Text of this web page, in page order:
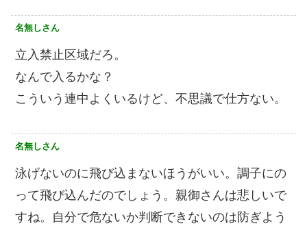
名無しさん
立入禁止区域だろ。
なんで入るかな？
こういう連中よくいるけど、不思議で仕方ない。
名無しさん
泳げないのに飛び込まないほうがいい。調子にの
って飛び込んだのでしょう。親御さんは悲しいで
すね。自分で危ないか判断できないのは防ぎよう